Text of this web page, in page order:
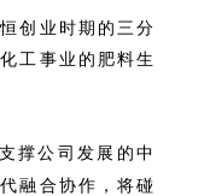
创业时期的三分
工事业的肥料生
撑公司发展的中
融合协作，将碰